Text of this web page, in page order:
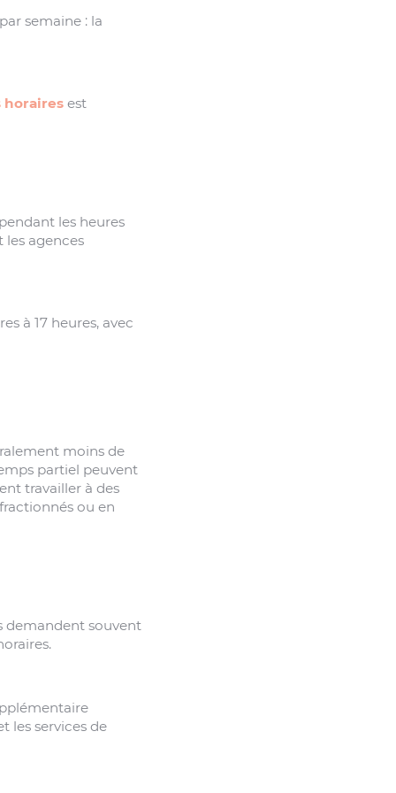
semaine : la
est
les heures
les agences
à 17 heures, avec
moins de
partiel peuvent
travailler à des
ou en
demandent souvent
les services de